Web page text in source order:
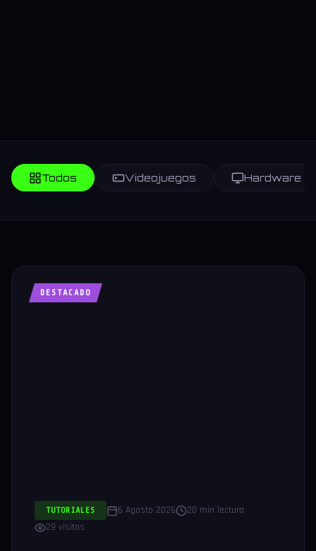
Todos Videojuegos Hardware
DESTACADO
TUTORIALES 6 Agosto 2026
20 min lectura
29 visitas